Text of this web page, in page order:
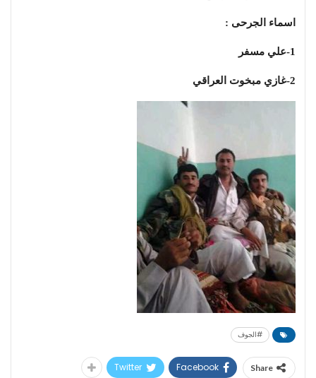
اسماء الجرحى :
1-علي مسفر
2-غازي مبخوت العراقي
#الجوف
Share
Facebook
Twitter